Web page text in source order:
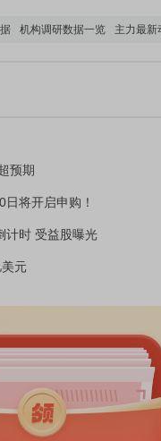
机构调研数据一览 主力最新动向
预期
将开启申购！
计时 受益股曝光
元